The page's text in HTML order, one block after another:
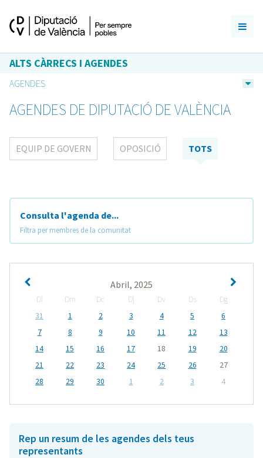
ALTS CÀRRECS I AGENDES
AGENDES
AGENDES DE DIPUTACIÓ DE VALÈNCIA
EQUIP DE GOVERN OPOSICIÓ TOTS
Consulta l'agenda de...
Filtra per membres de la comunitat
Abril, 2025
Dl Dm Dc Dj Dv Ds
Dg
31
1 2 3 4 5
6
7
8 9 10 11 12
13
14
15 16 17 18 19
20
21
22 23 24 25 26
27
28
29 30 1 2 3 4
Rep un resum de les agendes dels teus
representants